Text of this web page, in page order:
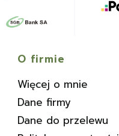
O firmie
Więcej o mnie
Dane firmy
Dane do przelewu